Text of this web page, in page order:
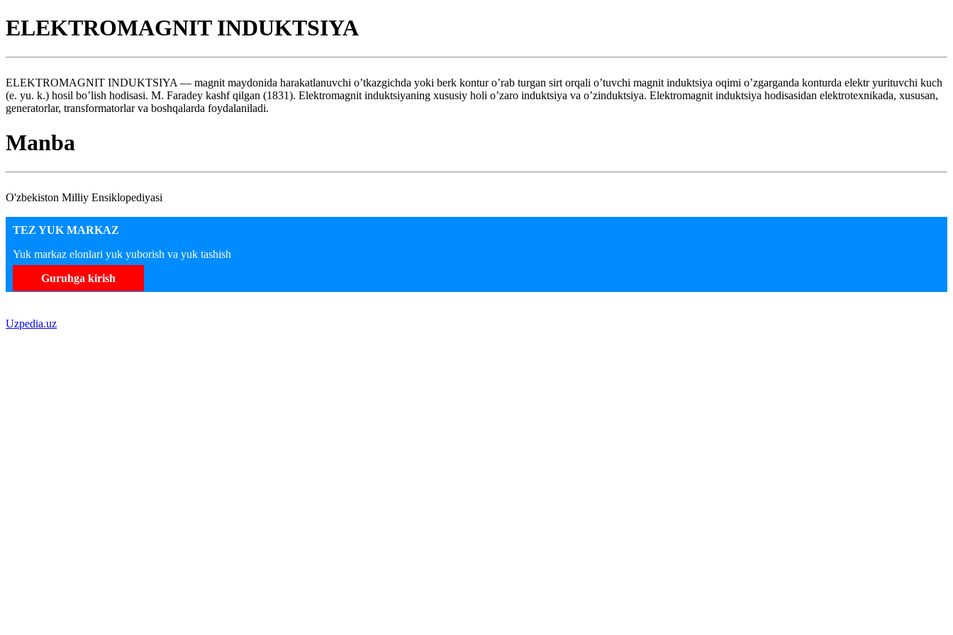
ELEKTROMAGNIT INDUKTSIYA
ELEKTROMAGNIT INDUKTSIYA — magnit maydonida harakatlanuvchi o’tkazgichda yoki berk kontur o’rab turgan sirt orqali o’tuvchi magnit induktsiya oqimi o’zgarganda konturda elektr yurituvchi kuch
(e. yu. k.) hosil bo’lish hodisasi. M. Faradey kashf qilgan (1831). Elektromagnit induktsiyaning xususiy holi o’zaro induktsiya va o’zinduktsiya. Elektromagnit induktsiya hodisasidan elektrotexnikada, xususan,
generatorlar, transformatorlar va boshqalarda foydalaniladi.
Manba
O'zbekiston Milliy Ensiklopediyasi
TEZ YUK MARKAZ
Yuk markaz elonlari yuk yuborish va yuk tashish
Guruhga kirish
Uzpedia.uz